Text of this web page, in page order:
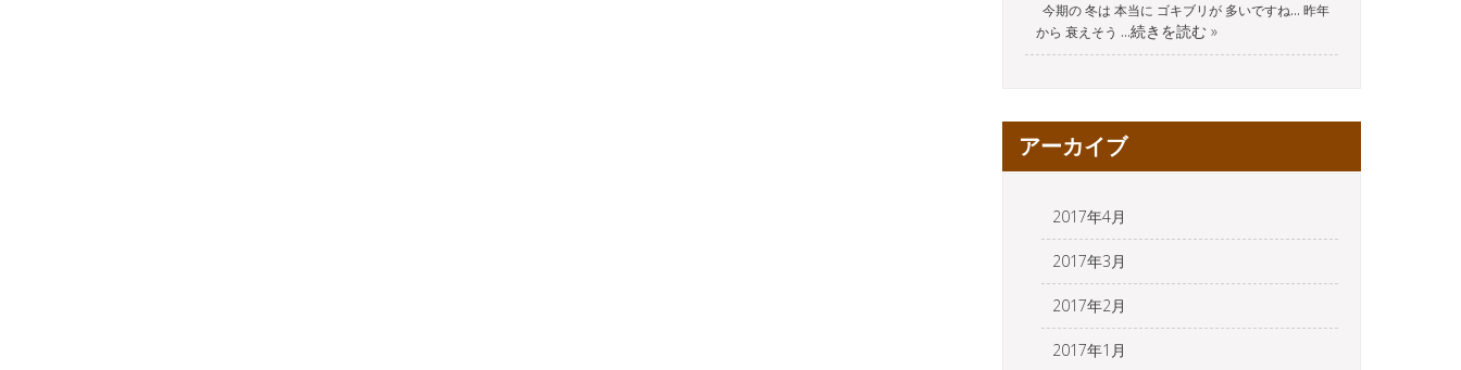
今期の 冬は 本当に ゴキブリが 多いですね… 昨年
から 衰えそう …続きを読む »
アーカイブ
2017年4月
2017年3月
2017年2月
2017年1月